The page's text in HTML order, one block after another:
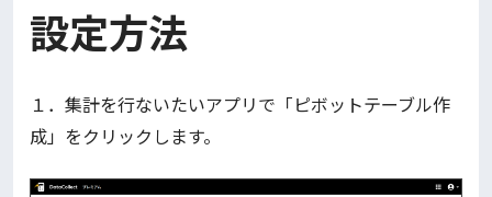
設定方法
１．集計を行ないたいアプリで「ピボットテーブル作
成」をクリックします。